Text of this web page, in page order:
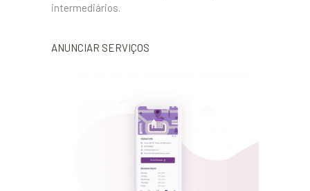
intermediários.
ANUNCIAR SERVIÇOS